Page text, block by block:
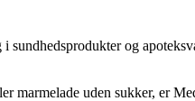
sundhedsprodukter og
marmelade uden sukker, er